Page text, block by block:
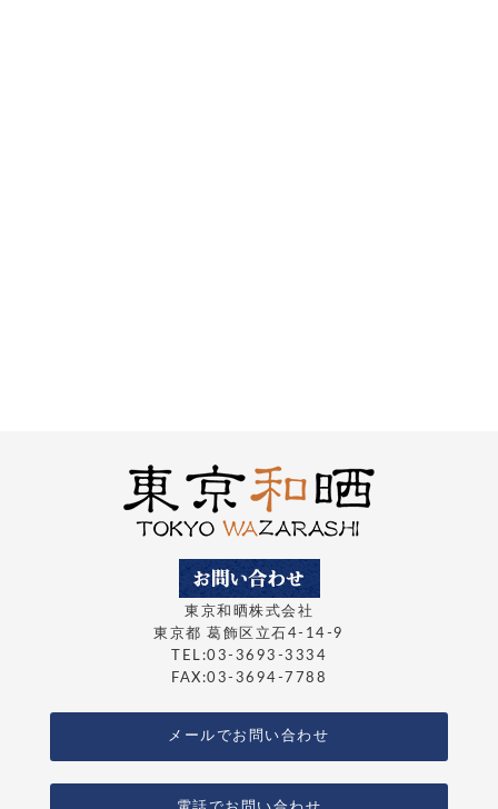
東京和晒株式会社
東京都 葛飾区立石4-14-9
TEL:03-3693-3334
FAX:03-3694-7788
メールでお問い合わせ